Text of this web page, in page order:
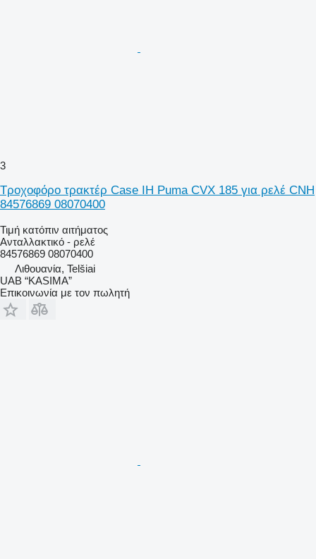
3
Τροχοφόρο τρακτέρ Case IH Puma CVX 185 για ρελέ CNH
84576869 08070400
Τιμή κατόπιν αιτήματος
Ανταλλακτικό - ρελέ
84576869 08070400
Λιθουανία, Telšiai
UAB “KASIMA”
Επικοινωνία με τον πωλητή